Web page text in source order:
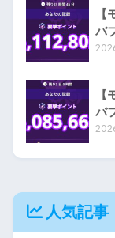
バ
バ
人気記事